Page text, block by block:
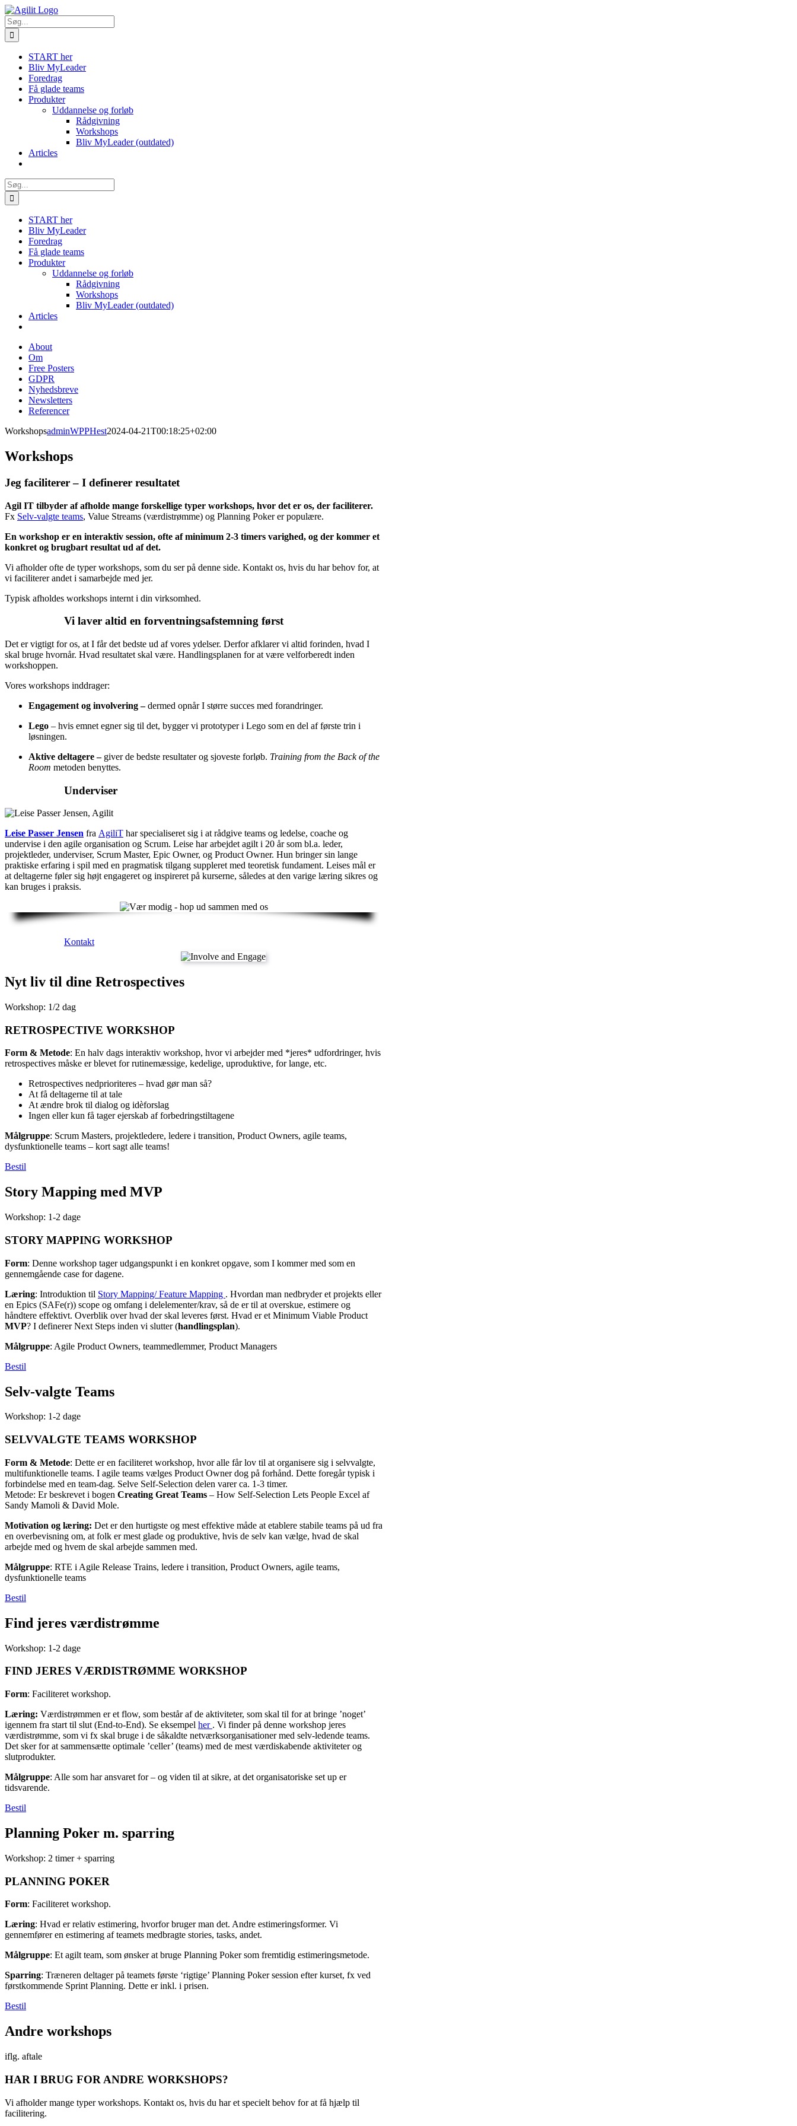
Skip
to
content
Søg
efter:
START her
Bliv MyLeader
Foredrag
Få glade teams
Produkter
Uddannelse og forløb
Rådgivning
Workshops
Bliv MyLeader (outdated)
Articles
Søg
efter:
START her
Bliv MyLeader
Foredrag
Få glade teams
Produkter
Uddannelse og forløb
Rådgivning
Workshops
Bliv MyLeader (outdated)
Articles
About
Om
Free Posters
GDPR
Nyhedsbreve
Newsletters
Referencer
WorkshopsadminWPPHest2024-04-21T00:18:25+02:00
Workshops
Jeg faciliterer – I definerer resultatet
Agil IT tilbyder af afholde mange forskellige typer workshops, hvor det er os, der faciliterer.
Fx Selv-valgte teams, Value Streams (værdistrømme) og Planning Poker er populære.
En workshop er en interaktiv session, ofte af minimum 2-3 timers varighed, og der kommer et
konkret og brugbart resultat ud af det.
Vi afholder ofte de typer workshops, som du ser på denne side. Kontakt os, hvis du har behov for, at
vi faciliterer andet i samarbejde med jer.
Typisk afholdes workshops internt i din virksomhed.
Vi laver altid en forventningsafstemning først
Det er vigtigt for os, at I får det bedste ud af vores ydelser. Derfor afklarer vi altid forinden, hvad I
skal bruge hvornår. Hvad resultatet skal være. Handlingsplanen for at være velforberedt inden
workshoppen.
Vores workshops inddrager:
Engagement og involvering –dermed opnår I større succes med forandringer.
Lego – hvis emnet egner sig til det, bygger vi prototyper i Lego som en del af første trin i
løsningen.
Aktive deltagere –giver de bedste resultater og sjoveste forløb. Training from the Back of the
Room metoden benyttes.
Underviser
Leise Passer Jensen fra AgiliT har specialiseret sig i at rådgive teams og ledelse, coache og
undervise i den agile organisation og Scrum. Leise har arbejdet agilt i 20 år som bl.a. leder,
projektleder, underviser, Scrum Master, Epic Owner, og Product Owner. Hun bringer sin lange
praktiske erfaring i spil med en pragmatisk tilgang suppleret med teoretisk fundament. Leises mål er
at deltagerne føler sig højt engageret og inspireret på kurserne, således at den varige læring sikres og
kan bruges i praksis.
Kontakt
Nyt liv til dine Retrospectives
Workshop: 1/2 dag
RETROSPECTIVE WORKSHOP
Form & Metode: En halv dags interaktiv workshop, hvor vi arbejder med *jeres* udfordringer, hvis
retrospectives måske er blevet for rutinemæssige, kedelige, uproduktive, for lange, etc.
Retrospectives nedprioriteres – hvad gør man så?
At få deltagerne til at tale
At ændre brok til dialog og idèforslag
Ingen eller kun få tager ejerskab af forbedringstiltagene
Målgruppe: Scrum Masters, projektledere, ledere i transition, Product Owners, agile teams,
dysfunktionelle teams – kort sagt alle teams!
Bestil
Story Mapping med MVP
Workshop: 1-2 dage
STORY MAPPING WORKSHOP
Form: Denne workshop tager udgangspunkt i en konkret opgave, som I kommer med som en
gennemgående case for dagene.
Læring: Introduktion til Story Mapping/ Feature Mapping . Hvordan man nedbryder et projekts eller
en Epics (SAFe(r)) scope og omfang i delelementer/krav, så de er til at overskue, estimere og
håndtere effektivt. Overblik over hvad der skal leveres først. Hvad er et Minimum Viable Product
MVP? I definerer Next Steps inden vi slutter (handlingsplan).
Målgruppe: Agile Product Owners, teammedlemmer, Product Managers
Bestil
Selv-valgte Teams
Workshop: 1-2 dage
SELVVALGTE TEAMS WORKSHOP
Form & Metode: Dette er en faciliteret workshop, hvor alle får lov til at organisere sig i selvvalgte,
multifunktionelle teams. I agile teams vælges Product Owner dog på forhånd. Dette foregår typisk i
forbindelse med en team-dag. Selve Self-Selection delen varer ca. 1-3 timer.
Metode: Er beskrevet i bogen Creating Great Teams – How Self-Selection Lets People Excel af
Sandy Mamoli & David Mole.
Motivation og læring: Det er den hurtigste og mest effektive måde at etablere stabile teams på ud fra
en overbevisning om, at folk er mest glade og produktive, hvis de selv kan vælge, hvad de skal
arbejde med og hvem de skal arbejde sammen med.
Målgruppe: RTE i Agile Release Trains, ledere i transition, Product Owners, agile teams,
dysfunktionelle teams
Bestil
Find jeres værdistrømme
Workshop: 1-2 dage
FIND JERES VÆRDISTRØMME WORKSHOP
Form: Faciliteret workshop.
Læring: Værdistrømmen er et flow, som består af de aktiviteter, som skal til for at bringe ’noget’
igennem fra start til slut (End-to-End). Se eksempel her . Vi finder på denne workshop jeres
værdistrømme, som vi fx skal bruge i de såkaldte netværksorganisationer med selv-ledende teams.
Det sker for at sammensætte optimale ’celler’ (teams) med de mest værdiskabende aktiviteter og
slutprodukter.
Målgruppe: Alle som har ansvaret for – og viden til at sikre, at det organisatoriske set up er
tidsvarende.
Bestil
Planning Poker m. sparring
Workshop: 2 timer + sparring
PLANNING POKER
Form: Faciliteret workshop.
Læring: Hvad er relativ estimering, hvorfor bruger man det. Andre estimeringsformer. Vi
gennemfører en estimering af teamets medbragte stories, tasks, andet.
Målgruppe: Et agilt team, som ønsker at bruge Planning Poker som fremtidig estimeringsmetode.
Sparring: Træneren deltager på teamets første ‘rigtige’ Planning Poker session efter kurset, fx ved
førstkommende Sprint Planning. Dette er inkl. i prisen.
Bestil
Andre workshops
iflg. aftale
HAR I BRUG FOR ANDRE WORKSHOPS?
Vi afholder mange typer workshops. Kontakt os, hvis du har et specielt behov for at få hjælp til
facilitering.